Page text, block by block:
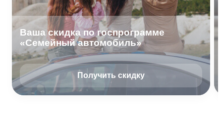
Ваша скидка по госпрограмме
«Семейный автомобиль»
Получить скидку